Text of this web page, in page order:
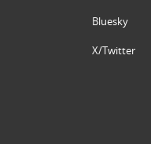
Bluesky
X/Twitter